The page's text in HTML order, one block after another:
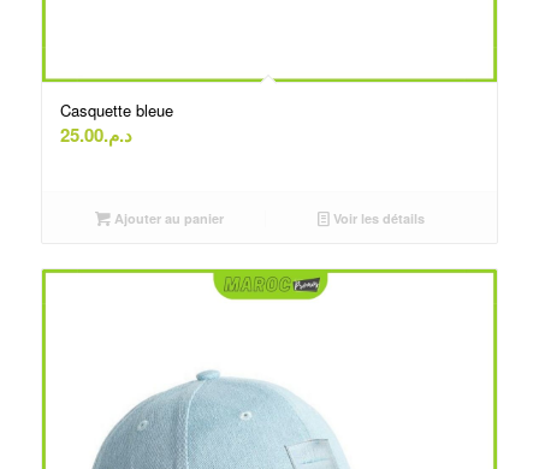
Casquette bleue
د.م.25.00
Ajouter au panier Voir les détails